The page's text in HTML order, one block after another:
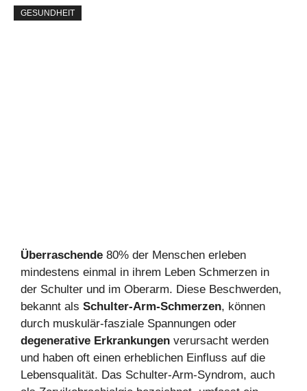
GESUNDHEIT
Überraschende 80% der Menschen erleben
mindestens einmal in ihrem Leben Schmerzen in
der Schulter und im Oberarm. Diese Beschwerden,
bekannt als Schulter-Arm-Schmerzen, können
durch muskulär-fasziale Spannungen oder
degenerative Erkrankungen verursacht werden
und haben oft einen erheblichen Einfluss auf die
Lebensqualität. Das Schulter-Arm-Syndrom, auch